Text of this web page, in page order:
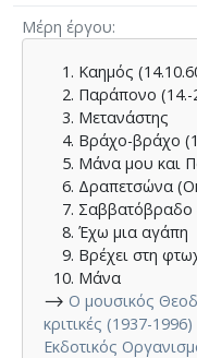
Μέρη έργου
Καημός
Παράπονο (14.-
Μετανάστης
Βράχο-βράχο
Μάνα μου και
Δραπετσώνα
Σαββατόβραδο
Έχω μια αγάπη
Βρέχει στη
Μάνα
⟶ Ο μουσικός
κριτικές (1937-
Εκδοτικός